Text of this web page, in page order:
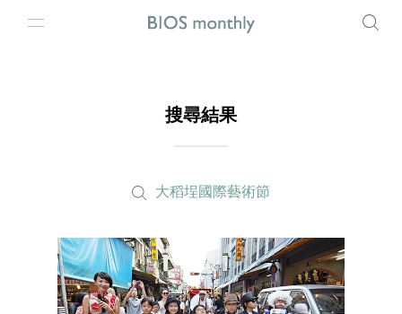
搜尋結果
大稻埕國際藝術節